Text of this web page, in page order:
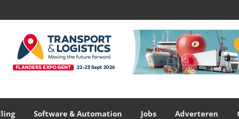
Software & Automation Jobs Adverteren